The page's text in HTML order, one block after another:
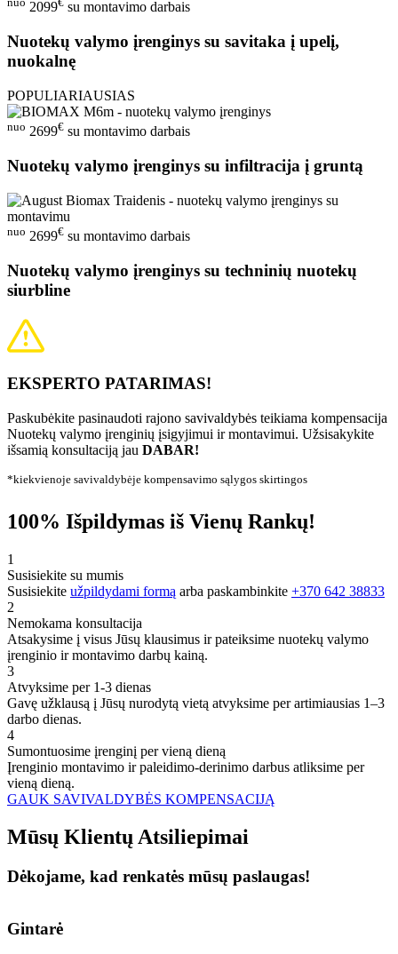
2099 su montavimo darbais
Nuotekų valymo įrenginys su savitaka į upelį,
nuokalnę
POPULIARIAUSIAS
nuo 2699€ su montavimo darbais
Nuotekų valymo įrenginys su infiltracija į gruntą
nuo 2699€ su montavimo darbais
Nuotekų valymo įrenginys su techninių nuotekų
siurbline
EKSPERTO PATARIMAS!
Paskubėkite pasinaudoti rajono savivaldybės teikiama kompensacija
Nuotekų valymo įrenginių įsigyjimui ir montavimui. Užsisakykite
išsamią konsultaciją jau DABAR!
*kiekvienoje savivaldybėje kompensavimo sąlygos skirtingos
100% Išpildymas iš Vienų Rankų!
1
Susisiekite su mumis
Susisiekite užpildydami formą arba paskambinkite +370 642 38833
2
Nemokama konsultacija
Atsakysime į visus Jūsų klausimus ir pateiksime nuotekų valymo
įrenginio ir montavimo darbų kainą.
3
Atvyksime per 1-3 dienas
Gavę užklausą į Jūsų nurodytą vietą atvyksime per artimiausias 1–3
darbo dienas.
4
Sumontuosime įrenginį per vieną dieną
Įrenginio montavimo ir paleidimo-derinimo darbus atliksime per
vieną dieną.
GAUK SAVIVALDYBĖS KOMPENSACIJĄ
Mūsų Klientų Atsiliepimai
Dėkojame, kad renkatės mūsų paslaugas!
Gintarė